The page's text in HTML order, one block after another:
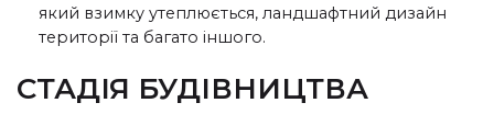
який взимку утеплюється, ландшафтний дизайн
території та багато іншого.
СТАДІЯ БУДІВНИЦТВА